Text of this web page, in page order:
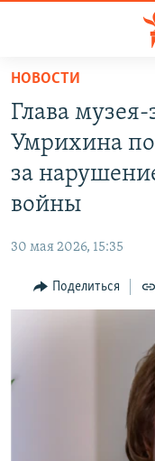
Вернуться
основному
содержанию
Вернутся
главной
Вернутся
поиску
СПЕЦПРОЕКТЫ
КАРТА ВОЕННЫХ
ВОДА
ИСТОРИЯ
ИНФОГРАФИКА
СОВЕТЫ
ПРОПАВШИЕ БЕЗ ВЕСТИ
ПОБЕДИТЕЛЕЙ НЕ
КРЫМ.НЕПОКОРЕННЫЙ
РАДІО СВОБОДА
КАК ОБОЙТИ
ПРИСОЕДИНЯЙТЕСЬ!
НОВОСТИ
Глава
Умрихина
за
войны
30 мая 2026, 15:35
Поделиться